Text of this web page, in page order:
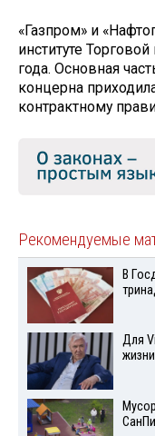
«Газпром» и
институте
года. Основная
концерна
контрактному
Рекомендуемые
В
Для
жизни